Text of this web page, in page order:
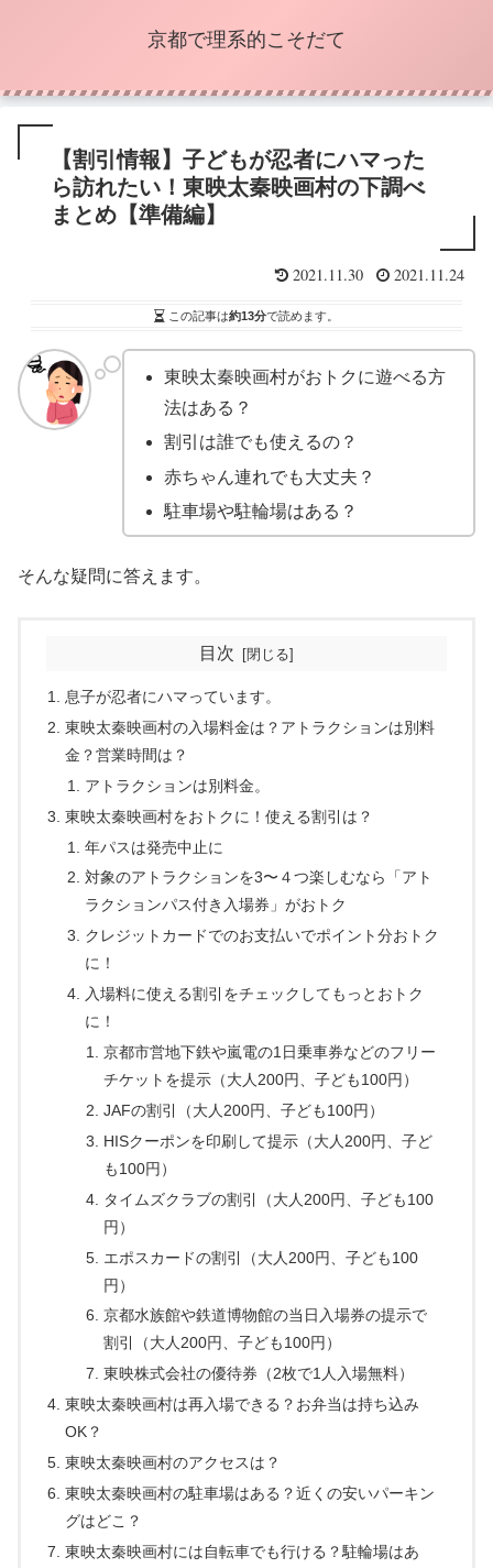
京都で理系的こそだて
【割引情報】子どもが忍者にハマった
ら訪れたい！東映太秦映画村の下調べ
まとめ【準備編】
2021.11.30 2021.11.24
この記事は約13分で読めます。
東映太秦映画村がおトクに遊べる方
法はある？
割引は誰でも使えるの？
赤ちゃん連れでも大丈夫？
駐車場や駐輪場はある？
そんな疑問に答えます。
目次
息子が忍者にハマっています。
東映太秦映画村の入場料金は？アトラクションは別料
金？営業時間は？
アトラクションは別料金。
東映太秦映画村をおトクに！使える割引は？
年パスは発売中止に
対象のアトラクションを3〜４つ楽しむなら「アト
ラクションパス付き入場券」がおトク
クレジットカードでのお支払いでポイント分おトク
に！
入場料に使える割引をチェックしてもっとおトク
に！
京都市営地下鉄や嵐電の1日乗車券などのフリー
チケットを提示（大人200円、子ども100円）
JAFの割引（大人200円、子ども100円）
HISクーポンを印刷して提示（大人200円、子ど
も100円）
タイムズクラブの割引（大人200円、子ども100
円）
エポスカードの割引（大人200円、子ども100
円）
京都水族館や鉄道博物館の当日入場券の提示で
割引（大人200円、子ども100円）
東映株式会社の優待券（2枚で1人入場無料）
東映太秦映画村は再入場できる？お弁当は持ち込み
OK？
東映太秦映画村のアクセスは？
東映太秦映画村の駐車場はある？近くの安いパーキン
グはどこ？
東映太秦映画村には自転車でも行ける？駐輪場はあ